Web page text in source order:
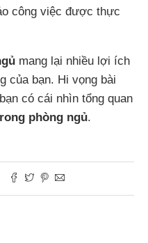
công việc được thực
mang lại nhiều lợi ích
của bạn. Hi vọng bài
có cái nhìn tổng quan
phòng ngủ.